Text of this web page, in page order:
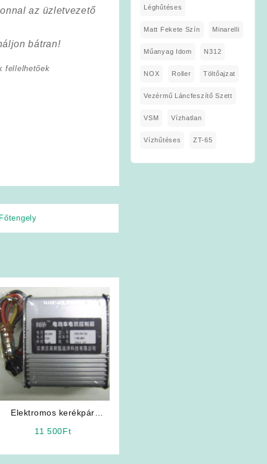
az üzletvezető
bátran!
fellelhetőek
Főtengely
Elektromos kerékpár
11 500Ft
Léghűtéses
Matt Fekete Szín Minarelli
Műanyag Idom N312
NOX Roller Töltőajzat
Vezérmű Láncfeszítő Szett
VSM Vízhatlan
Vízhűtéses ZT-65